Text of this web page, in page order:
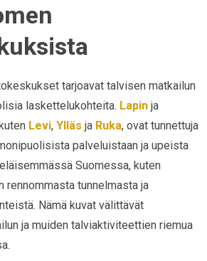
tarjoavat talvisen matkailun
laskettelukohteita. Lapin ja
Levi, Ylläs ja Ruka, ovat tunnettuja
palveluistaan ja upeista
Suomessa, kuten
rennommasta tunnelmasta ja
Nämä kuvat välittävät
ja muiden talviaktiviteettien riemua